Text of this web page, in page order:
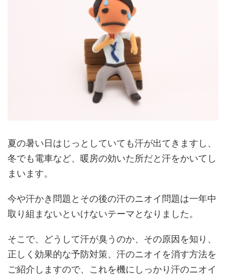
夏の暑い日はじっとしていても汗が出てきますし、
冬でも電車など、暖房の効いた所だと汗をかいてし
まいます。
今や汗かき問題とその後の汗のニオイ問題は一年中
取り組まないといけないテーマとなりました。
そこで、どうして汗が臭うのか、その原因を知り、
正しく効果的な予防対策、汗のニオイを消す方法を
ご紹介しますので、これを機にしっかり汗のニオイ